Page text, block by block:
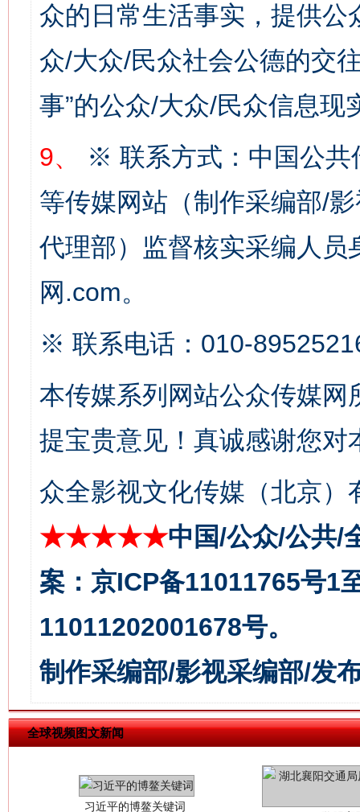
众的日常生活事实，提供
众/大众/民众社会公德的交
事”的公众/大众/民众信息现
9、
※ 联系方式：中国公共
等传媒网站（制作采编部/
代理部）监督核实采编人员
网.com。
※ 联系电话：010-
本传媒系列网站公众传媒
提宝贵意见！真诚感谢您
众全影视文化传媒（北京）
★★★★★中国/公众/公共/
案：京ICP备11011765号1
11011202001678号。
制作采编部/影视采编部/发
全球视频图文新闻
网上购药对药下症？
这是一记警钟！
今
习近平的博鳌关键词
魏明亮